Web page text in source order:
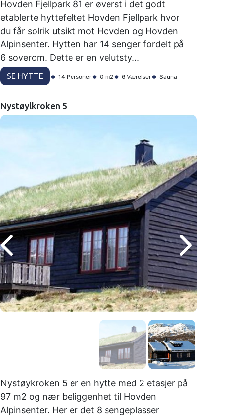
Hovden Fjellpark 81 er øverst i det godt
etablerte hyttefeltet Hovden Fjellpark hvor
du får solrik utsikt mot Hovden og Hovden
Alpinsenter. Hytten har 14 senger fordelt på
6 soverom. Dette er en velutsty...
SE HYTTE 14 Personer 0 m2 6 Værelser Sauna
Nystøylkroken 5
Nystøykroken 5 er en hytte med 2 etasjer på
97 m2 og nær beliggenhet til Hovden
Alpinsenter. Her er det 8 sengeplasser